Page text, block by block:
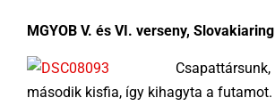
MGYOB V. és VI. verseny, Slovakiaring
második kisfia, így kihagyta a